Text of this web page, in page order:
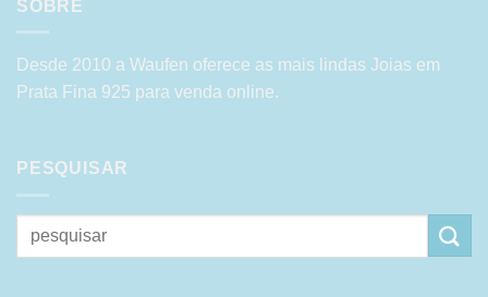
SOBRE
Desde 2010 a Waufen oferece as mais lindas Joias em
Prata Fina 925 para venda online.
PESQUISAR
Pesquisar
por: